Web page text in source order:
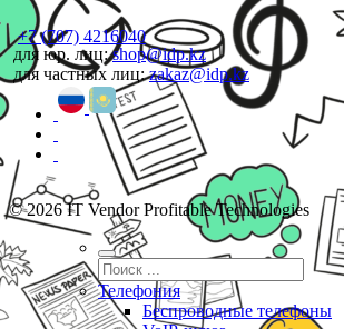
+7 (707) 4216040
для юр. лиц:shop@idp.kz
для частных лиц:zakaz@idp.kz
© 2026 IT Vendor Profitable Technologies
Телефония
Беспроводные телефоны